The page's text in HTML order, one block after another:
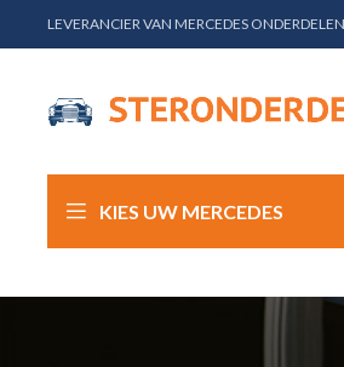
LEVERANCIER VAN MERCEDES
KIES UW MERCEDES